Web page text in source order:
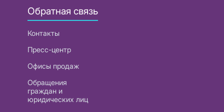
Обратная связь
Контакты
Пресс-центр
Офисы продаж
Обращения
граждан и
юридических лиц